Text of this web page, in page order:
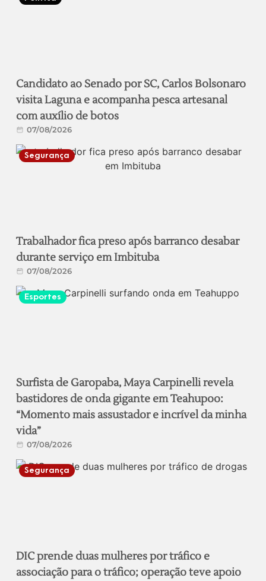
Candidato ao Senado por SC, Carlos Bolsonaro
visita Laguna e acompanha pesca artesanal
com auxílio de botos
07/08/2026
Segurança
Trabalhador fica preso após barranco desabar
durante serviço em Imbituba
07/08/2026
Esportes
Surfista de Garopaba, Maya Carpinelli revela
bastidores de onda gigante em Teahupoo:
“Momento mais assustador e incrível da minha
vida”
07/08/2026
Segurança
DIC prende duas mulheres por tráfico e
associação para o tráfico; operação teve apoio